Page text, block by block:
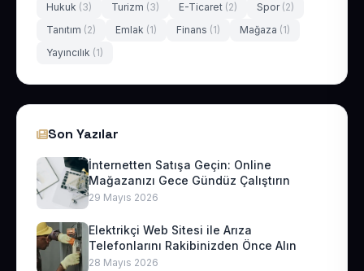
Hukuk (3) Turizm (3) E-Ticaret (2) Spor (2)
Tanıtım (2) Emlak (1) Finans (1) Mağaza (1)
Yayıncılık (1)
Son Yazılar
İnternetten Satışa Geçin: Online
Mağazanızı Gece Gündüz Çalıştırın
29 Mayıs 2026
Elektrikçi Web Sitesi ile Arıza
Telefonlarını Rakibinizden Önce Alın
28 Mayıs 2026